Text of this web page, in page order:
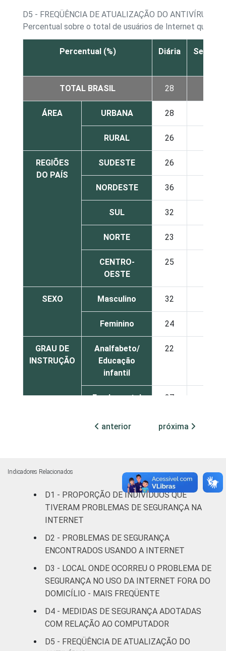
D5 - FREQÜÊNCIA DE ATUALIZAÇÃO DO ANTIVÍRUS
Percentual sobre o total de usuários de Internet que
Percentual (%) Diária Semanal
TOTAL BRASIL 28
ÁREA URBANA 28
RURAL 26
REGIÕES
DO PAÍS
SUDESTE 26
NORDESTE 36
SUL 32
NORTE 23
CENTRO-
OESTE
25
SEXO Masculino 32
Feminino 24
GRAU DE
INSTRUÇÃO
Analfabeto/
Educação
infantil
22
Fundamental 27
Médio 27
FAIXA
De 10 a 15
29 20
De 16 a 24
De 25 a 34
29
De 35 a 44
anos
26 23
De 45 anos ou
24
anterior próxima
Indicadores Relacionados
D1 - PROPORÇÃO DE INDIVÍDUOS QUE
TIVERAM PROBLEMAS DE SEGURANÇA NA
INTERNET
D2 - PROBLEMAS DE SEGURANÇA
ENCONTRADOS USANDO A INTERNET
D3 - LOCAL ONDE OCORREU O PROBLEMA DE
SEGURANÇA NO USO DA INTERNET FORA DO
DOMICÍLIO - MAIS FREQÜENTE
D4 - MEDIDAS DE SEGURANÇA ADOTADAS
COM RELAÇÃO AO COMPUTADOR
D5 - FREQÜÊNCIA DE ATUALIZAÇÃO DO